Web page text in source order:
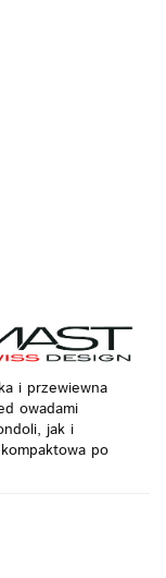
i przewiewna
owadami
jak i
po